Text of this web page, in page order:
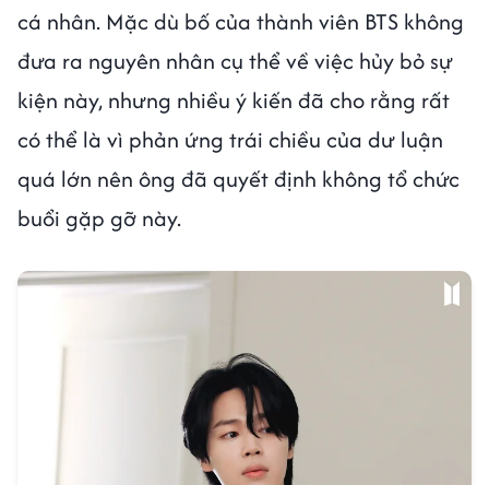
cá nhân. Mặc dù bố của thành viên BTS không
đưa ra nguyên nhân cụ thể về việc hủy bỏ sự
kiện này, nhưng nhiều ý kiến đã cho rằng rất
có thể là vì phản ứng trái chiều của dư luận
quá lớn nên ông đã quyết định không tổ chức
buổi gặp gỡ này.